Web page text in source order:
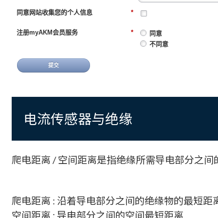
*
同意网站收集您的个人信息
*
注册myAKM会员服务
同意
不同意
提交
电流传感器与绝缘
爬电距离 / 空间距离是指绝缘所需导电部分之间
爬电距离 : 沿着导电部分之间的绝缘物的最短距
空间距离 : 导电部分之间的空间最短距离